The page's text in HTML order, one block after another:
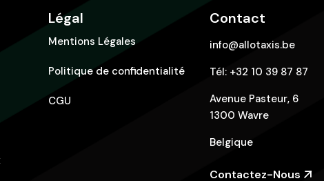
Légal
Mentions Légales
Politique de confidentialité
CGU
Contact
info@allotaxis.be
Tél: +32 10 39 87 87
Avenue Pasteur, 6
1300 Wavre
Belgique
Contactez-Nous